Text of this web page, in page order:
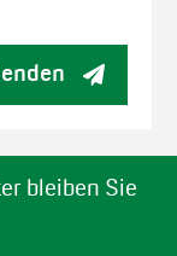
bleiben Sie